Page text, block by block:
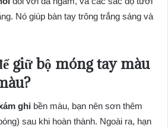
Nó giúp bàn tay trông trắng sáng và
giữ bộ móng tay màu
ghi bền màu, bạn nên sơn thêm
sau khi hoàn thành. Ngoài ra, hạn